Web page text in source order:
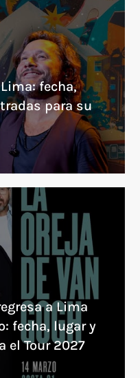
fecha,
para su
a Lima
fecha, lugar y
el Tour 2027